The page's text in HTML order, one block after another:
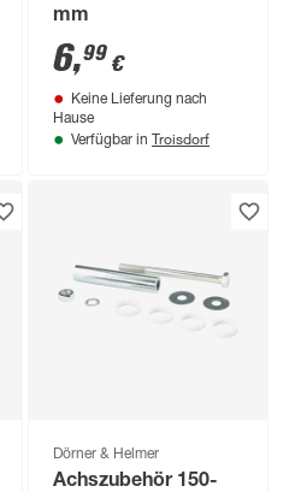
mm
6,99 €
Keine Lieferung nach
Hause
Verfügbar in Troisdorf
Dörner & Helmer
Achszubehör 150-